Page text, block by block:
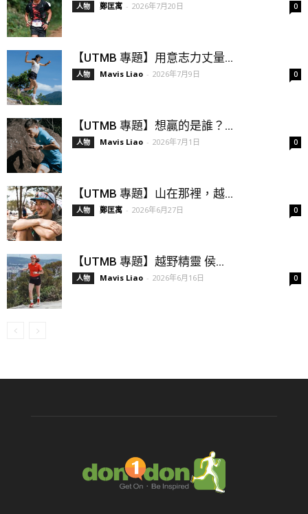
人物 鄭匡寓 - 2026年7月20日 0
【UTMB 專題】用意志力丈量...
人物 Mavis Liao - 2026年7月9日 0
【UTMB 專題】想贏的是誰？...
人物 Mavis Liao - 2026年7月1日 0
【UTMB 專題】山在那裡，越...
人物 鄭匡寓 - 2026年6月27日 0
【UTMB 專題】越野精靈 侯...
人物 Mavis Liao - 2026年6月16日 0